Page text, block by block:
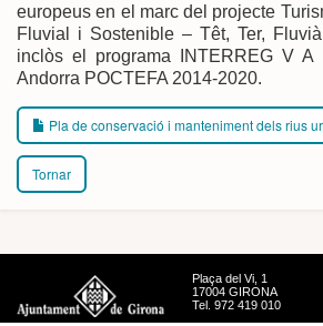
europeus en el marc del projecte
Fluvial i Sostenible – Têt, Ter,
inclòs el programa INTERREG V A
Andorra POCTEFA 2014-2020.
Pla de conservació i manteniment dels rius
Tornar
Plaça del Vi, 1
17004 GIRONA
Tel. 972 419 010